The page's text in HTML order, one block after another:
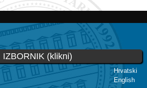
Skoči
glavni
sadržaj
Hrvatski
English
IZBORNIK (klikni)